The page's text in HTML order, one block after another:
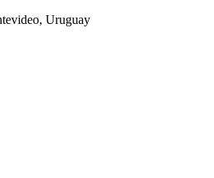
Uruguay